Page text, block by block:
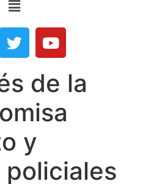
de la
y